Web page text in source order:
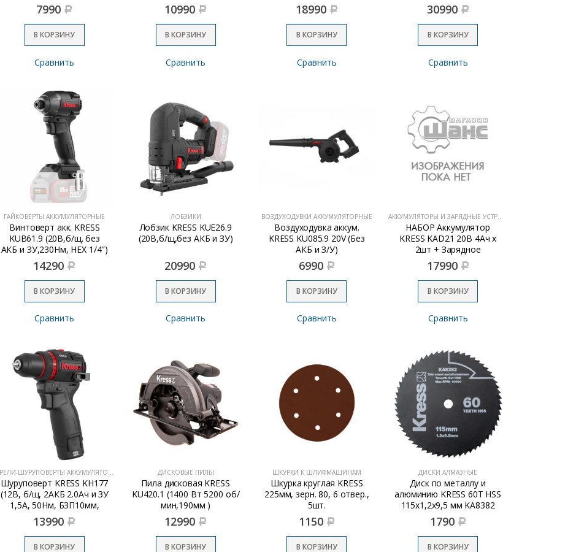
7990 Р
В КОРЗИНУ
Сравнить
10990 Р
В КОРЗИНУ
Сравнить
18990 Р
В КОРЗИНУ
Сравнить
30990 Р
В КОРЗИНУ
Сравнить
ГАЙКОВЁРТЫ АККУМУЛЯТОРНЫЕ
Винтоверт акк. KRESS
KUB61.9 (20В,б/щ. без
АКБ и ЗУ,230Нм, НЕХ 1/4″)
14290 Р
В КОРЗИНУ
Сравнить
ЛОБЗИКИ
Лобзик KRESS KUE26.9
(20В,б/щ,без АКБ и ЗУ)
20990 Р
В КОРЗИНУ
Сравнить
ВОЗДУХОДУВКИ АККУМУЛЯТОРНЫЕ
Воздуходувка аккум.
KRESS KU085.9 20V (Без
АКБ и З/У)
6990 Р
В КОРЗИНУ
Сравнить
НАБОР Аккумулятор
KRESS KAD21 20В 4Ач х
2шт + Зарядное
устройство 6А
17990 Р
В КОРЗИНУ
Сравнить
ДРЕЛИ-ШУРУПОВЕРТЫ АККУМУЛЯТОРНЫЕ
Шуруповерт KRESS KH177
(12В, б/щ, 2АКБ 2.0Ач и ЗУ
1,5А, 50Нм, БЗП10мм,
кейс)
13990 Р
В КОРЗИНУ
ДИСКОВЫЕ ПИЛЫ
Пила дисковая KRESS
KU420.1 (1400 Вт 5200 об/
мин,190мм )
12990 Р
В КОРЗИНУ
ШКУРКИ К ШЛИФМАШИНАМ
Шкурка круглая KRESS
225мм, зерн. 80, 6 отвер.,
5шт.
1150 Р
В КОРЗИНУ
ДИСКИ АЛМАЗНЫЕ
Диск по металлу и
алюминию KRESS 60T HSS
115х1,2х9,5 мм KA8382
1790 Р
В КОРЗИНУ